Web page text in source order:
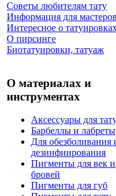
Советы любителям тату
Информация для мастеров
Интересное о
О пирсинге
Биотатуировки, татуаж
О материалах и
инструментах
Аксессуары для
Барбеллы и лабреты
Для обезболивания
дезинфиирования
Пигменты для век и
бровей
Пигменты для губ